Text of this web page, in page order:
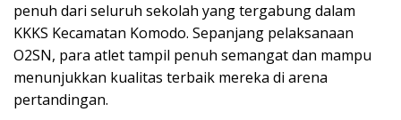
penuh dari seluruh sekolah yang tergabung dalam
KKKS Kecamatan Komodo. Sepanjang pelaksanaan
O2SN, para atlet tampil penuh semangat dan mampu
menunjukkan kualitas terbaik mereka di arena
pertandingan.